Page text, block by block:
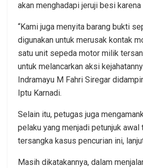
akan menghadapi jeruji besi karena
“Kami juga menyita barang bukti
digunakan untuk merusak kontak
satu unit sepeda motor milik
untuk melancarkan aksi
Indramayu M Fahri Siregar
Iptu Karnadi.
Selain itu, petugas juga
pelaku yang menjadi petunjuk awal
tersangka kasus pencurian ini,
Masih dikatakannya, dalam